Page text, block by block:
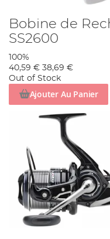
Bobine de
SS2600
100%
40,59 € 38,69 €
Out of Stock
Ajouter Au Panier